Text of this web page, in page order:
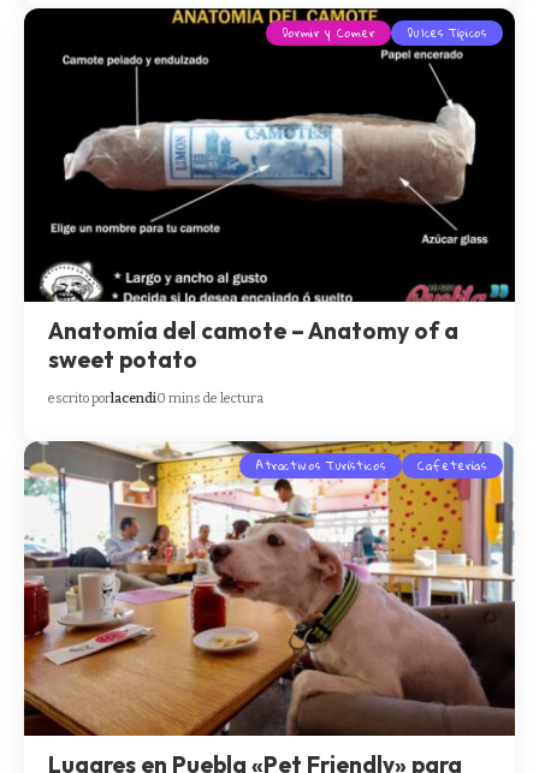
Dormir y Comer Dulces Típicos
Anatomía del camote – Anatomy of a
sweet potato
escrito porlacendi0 mins de lectura
Atractivos Turísticos Cafeterías
Lugares en Puebla «Pet Friendly» para